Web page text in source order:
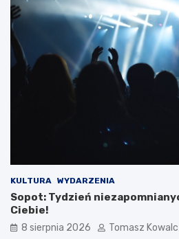
KULTURA WYDARZENIA
Sopot: Tydzień
Ciebie!
8 sierpnia 2026 Tomasz